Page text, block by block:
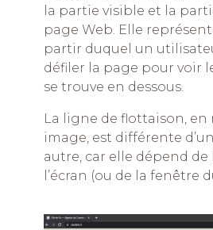
la partie visible et la
page Web. Elle
partir duquel un
défiler la page pour voir
se trouve en dessous.
La ligne de flottaison, en
image, est différente
autre, car elle dépend de
l’écran (ou de la fenêtre